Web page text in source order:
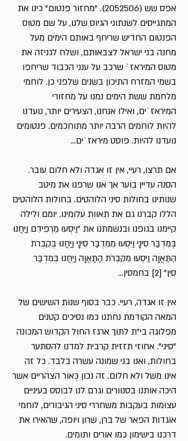
אפס שש (2052506)
. "מחזור פנטום" כינו את
המתגייסים לשנתוני הגיוס שלנו, על שם מטוס
הפנטום החדיש שריחף באותם הימים מעל
מחנה בני ישראל לצבאותם, ושלח לגניזה את
מטוס המיראז` שרכב על ענני הכבוד שריחפו
בשמי המזרח התיכון בשנים שלפני כן. לוחמי
מלחמת ששת הימים נמנו על מחזורי
המיראז`ים, ואילו אנחנו, הצעירים יותר, נועדנו
להיות לוחמים הרבה יותר מתוחכמים. פנטומים
נועדנו להיות. פוסט מיראז`ים...
אם תרצו, רעיי, אין זו אגדה ולא חלום עובר.
הסנה עדיין בוער אך אנו שרפנו את מיטב
שנותינו בחולות סיני הלוהטים. בחולות הלוהטים
הללו קברנו גם את תאוות עלומינו. יומם ולילה
קיימנו בגופנו ובנשמתנו את "וַיִּסְעוּ מֵרְפִידִם וַיַּחֲנוּ
בְּמִדְבַּר סִינָי וַיִּסְעוּ מִמִּדְבַּר סִינָי וַיַּחֲנוּ בְּקִבְרֹת
הַתַּאֲוָה וַיִּסְעוּ מִקִּבְרֹת הַתַּאֲוָה וַיַּחֲנוּ בְּמִדְבַּר
סִין" [2] בחמסין...
אין זו אגדה, רעיי. כבר בסוף שנות השישים של
המאה הקודמת נחתנו כמו נסיכים קטנים
מפלוגה בי"ת לתוך ארגז החול הקדוש המכונה
"סיני". אחוזי תזזית קרבית למדנו להסתער
בחולות, ואנו בני שמונה עשרה בלבד. כל זה
אינו משל ולא חלום. זה נכון כְּאור הצהריים אשר
היכה אותנו בסנוורים וגרם לנו לבוסס בעיניים
עצומות בעקבות משחררי סיני הגיבורים, לוחמי
אוגדות הפאר של ברן, שרון ויופה, שהאירו את
דרכנו בישימון כמו אורים ותומים.